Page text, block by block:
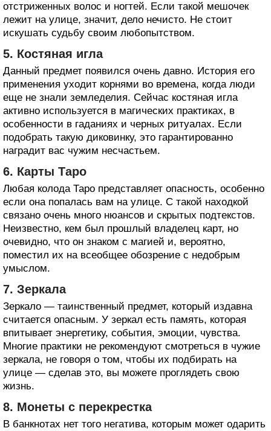
отстриженных волос и ногтей. Если такой мешочек
лежит на улице, значит, дело нечисто. Не стоит
искушать судьбу своим любопытством.
5. Костяная игла
Данный предмет появился очень давно. История его
применения уходит корнями во времена, когда люди
еще не знали земледелия. Сейчас костяная игла
активно используется в магических практиках, в
особенности в гаданиях и черных ритуалах. Если
подобрать такую диковинку, это гарантированно
наградит вас чужим несчастьем.
6. Карты Таро
Любая колода Таро представляет опасность, особенно
если она попалась вам на улице. С такой находкой
связано очень много нюансов и скрытых подтекстов.
Неизвестно, кем был прошлый владелец карт, но
очевидно, что он знаком с магией и, вероятно,
поместил их на всеобщее обозрение с недобрым
умыслом.
7. Зеркала
Зеркало — таинственный предмет, который издавна
считается опасным. У зеркал есть память, которая
впитывает энергетику, события, эмоции, чувства.
Многие практики не рекомендуют смотреться в чужие
зеркала, не говоря о том, чтобы их подбирать на
улице — сделав это, вы можете проглядеть свою
жизнь.
8. Монеты с перекрестка
В банкнотах нет того негатива, которым может одарить